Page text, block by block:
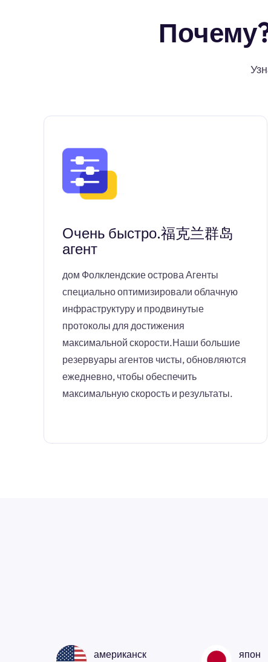
Очень быстро.福克兰群岛
агент
дом Фолклендские острова Агенты
специально оптимизировали облачную
инфраструктуру и продвинутые
протоколы для достижения
максимальной скорости.Наши большие
резервуары агентов чисты, обновляются
ежедневно, чтобы обеспечить
максимальную скорость и результаты.
американск япон